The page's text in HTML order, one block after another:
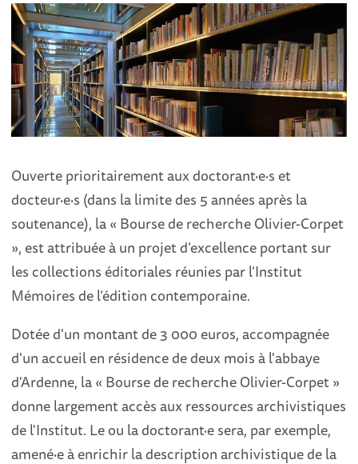
Ouverte prioritairement aux doctorant·e·s et
docteur·e·s (dans la limite des 5 années après la
soutenance), la « Bourse de recherche Olivier-Corpet
», est attribuée à un projet d’excellence portant sur
les collections éditoriales réunies par l’Institut
Mémoires de l’édition contemporaine.
Dotée d'un montant de 3 000 euros, accompagnée
d'un accueil en résidence de deux mois à l'abbaye
d'Ardenne, la « Bourse de recherche Olivier-Corpet »
donne largement accès aux ressources archivistiques
de l'Institut. Le ou la doctorant·e sera, par exemple,
amené·e à enrichir la description archivistique de la